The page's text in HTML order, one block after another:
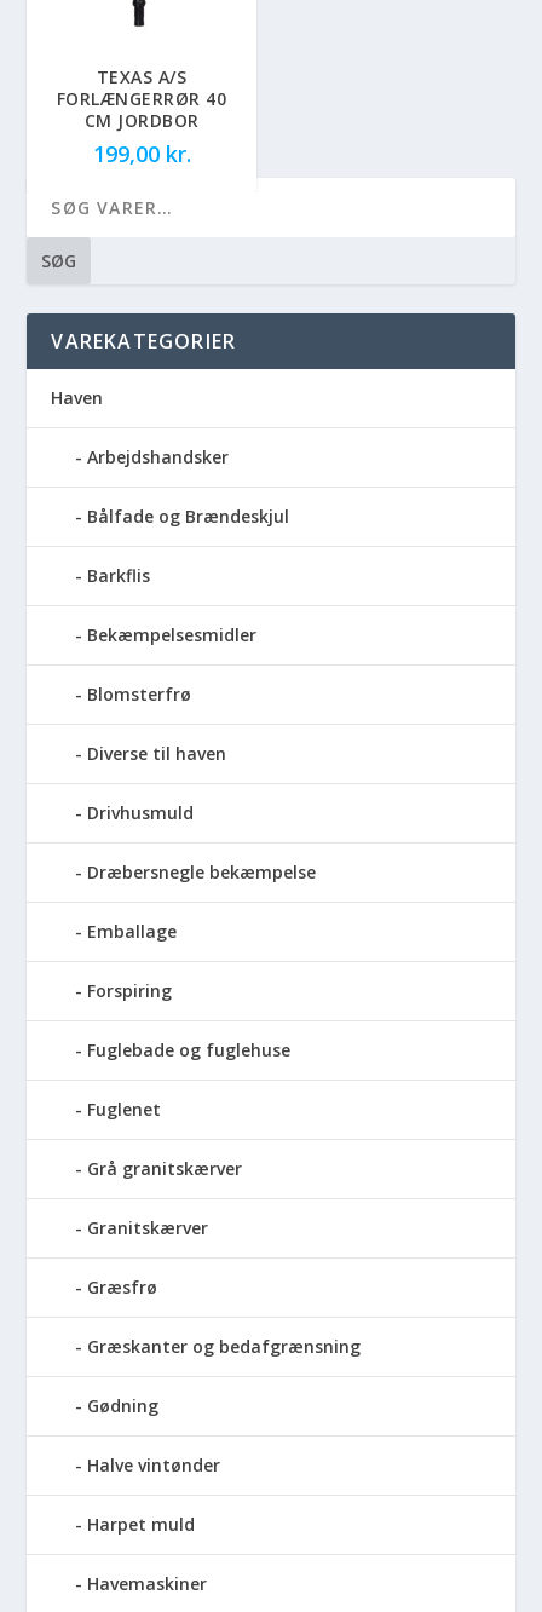
TEXAS A/S
FORLÆNGERRØR 40
CM JORDBOR
199,00 kr.
SØG
VAREKATEGORIER
Haven
Arbejdshandsker
Bålfade og Brændeskjul
Barkflis
Bekæmpelsesmidler
Blomsterfrø
Diverse til haven
Drivhusmuld
Dræbersnegle bekæmpelse
Emballage
Forspiring
Fuglebade og fuglehuse
Fuglenet
Grå granitskærver
Granitskærver
Græsfrø
Græskanter og bedafgrænsning
Gødning
Halve vintønder
Harpet muld
Havemaskiner